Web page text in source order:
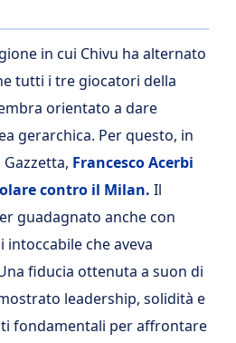
in cui Chivu ha alternato
tutti i tre giocatori della
orientato a dare
gerarchica. Per questo, in
Francesco Acerbi
contro il Milan. Il
guadagnato anche con
intoccabile che aveva
fiducia ottenuta a suon di
leadership, solidità e
fondamentali per affrontare